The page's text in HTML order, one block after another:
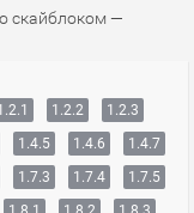
скайблоком —
1.2.2
1.2.3
1.4.5 1.4.6
1.4.7
1.7.3 1.7.4
1.7.5